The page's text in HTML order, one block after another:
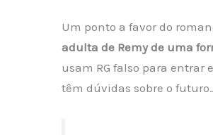
Um ponto a favor do
adulta de Remy de uma
usam RG falso para entrar
têm dúvidas sobre o